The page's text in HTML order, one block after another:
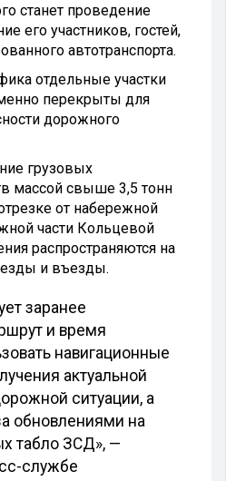
станет проведение
его участников, гостей,
автотранспорта.
отдельные участки
перекрыты для
дорожного
грузовых
массой свыше 3,5 тонн
от набережной
части Кольцевой
распространяются на
и въезды.
заранее
и время
навигационные
актуальной
ситуации, а
обновлениями на
табло ЗСД», —
службе